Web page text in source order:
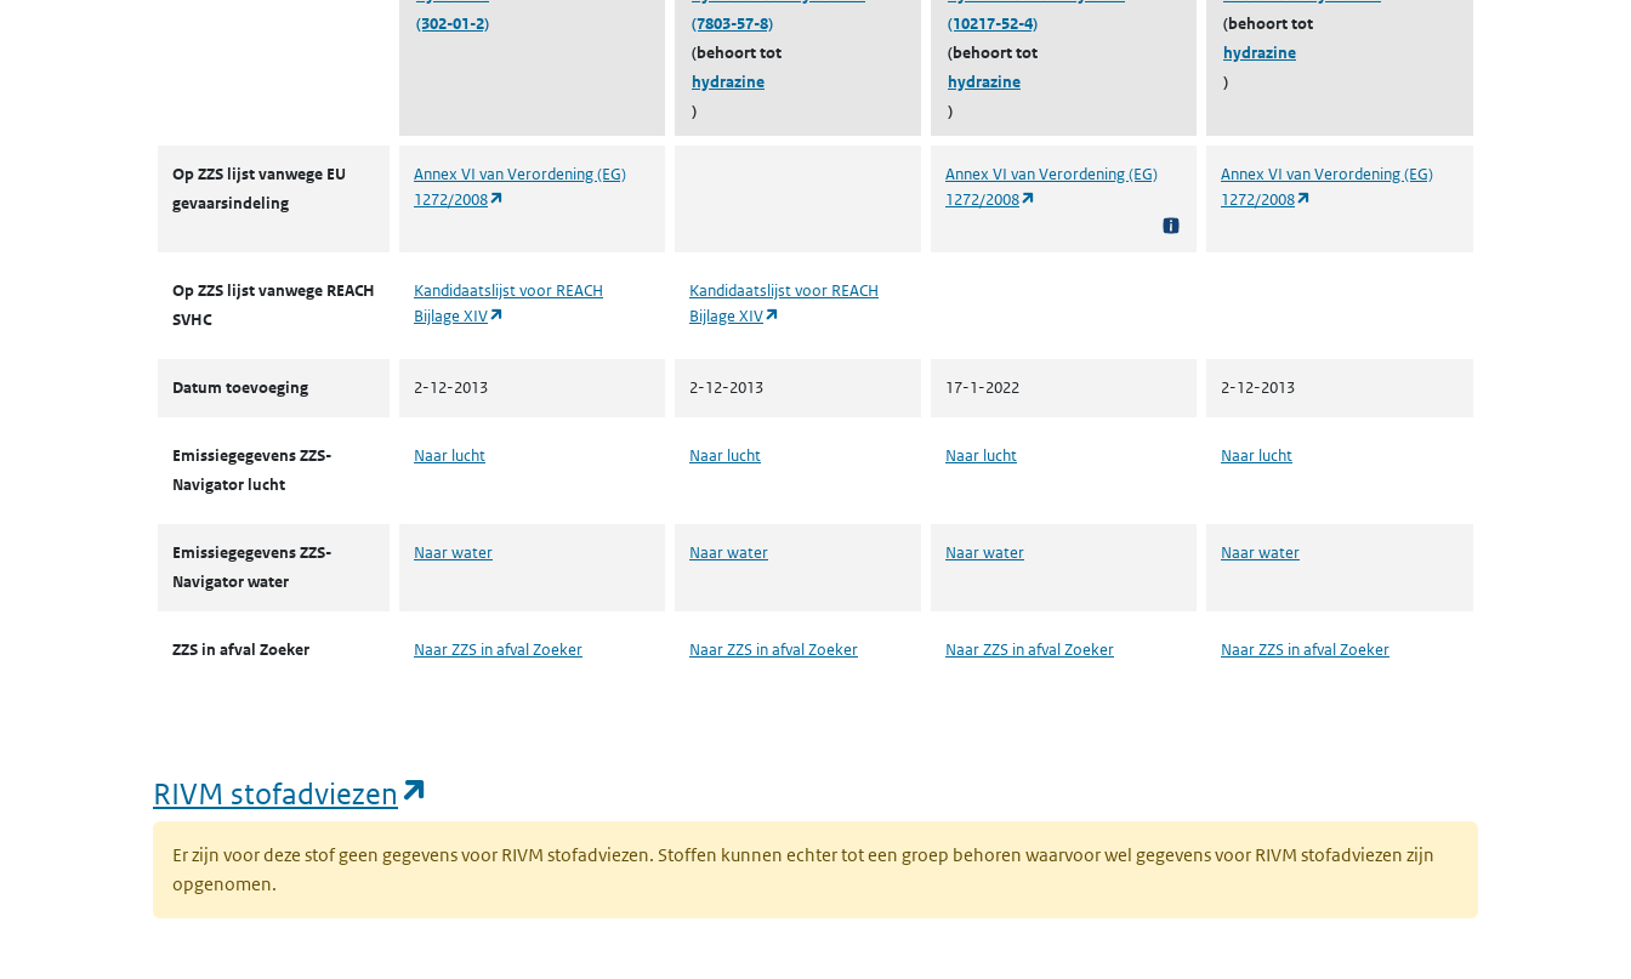
(302-01-2)
(7803-57-8)
(behoort tot
hydrazine
)
(10217-52-4)
(behoort tot
hydrazine
)
(behoort tot
hydrazine
)
Op ZZS lijst vanwege EU
gevaarsindeling
Annex VI van Verordening (EG)
1272/2008
Annex VI van Verordening (EG)
1272/2008
(opent in een nieuw tabblad)
Annex VI van Verordening (EG)
1272/2008
Op ZZS lijst vanwege REACH
SVHC
Kandidaatslijst voor REACH
Bijlage XIV
(opent in een nieuw tabblad)
Kandidaatslijst voor REACH
Bijlage XIV
Datum toevoeging 2-12-2013 2-12-2013 17-1-2022 2-12-2013
Emissiegegevens ZZS-
Navigator lucht
Naar lucht Naar lucht Naar lucht Naar lucht
Emissiegegevens ZZS-
Navigator water
Naar water Naar water Naar water Naar water
ZZS in afval Zoeker Naar ZZS in afval Zoeker Naar ZZS in afval Zoeker Naar ZZS in afval Zoeker Naar ZZS in afval Zoeker
RIVM stofadviezen
Er zijn voor deze stof geen gegevens voor RIVM stofadviezen. Stoffen kunnen echter tot een groep behoren waarvoor wel gegevens voor RIVM stofadviezen zijn
opgenomen.